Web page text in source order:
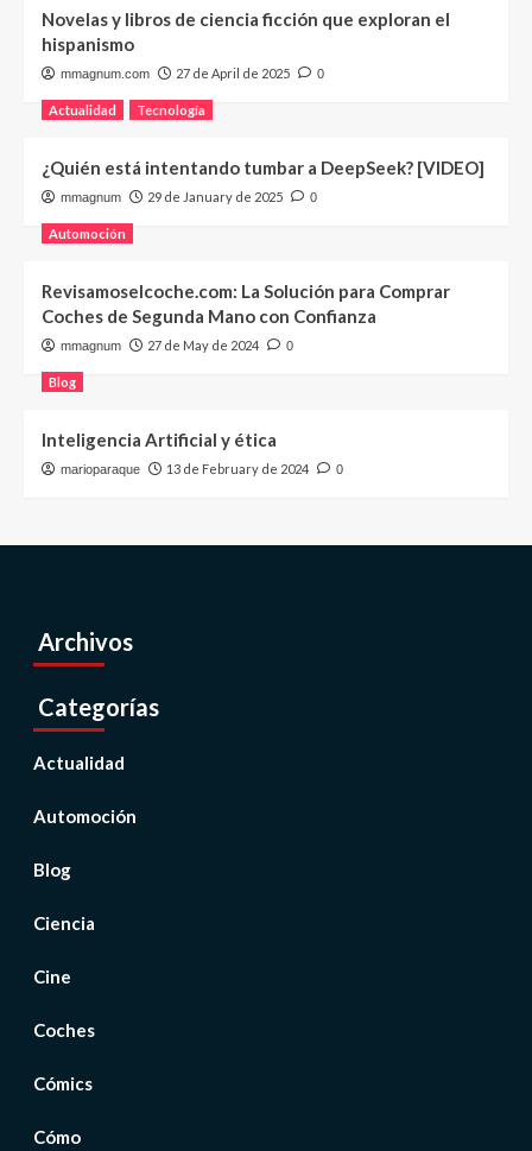
Novelas y libros de ciencia ficción que exploran el
hispanismo
mmagnum.com 27 de April de 2025 0
Actualidad Tecnología
¿Quién está intentando tumbar a DeepSeek? [VIDEO]
mmagnum 29 de January de 2025 0
Automoción
Revisamoselcoche.com: La Solución para Comprar
Coches de Segunda Mano con Confianza
mmagnum 27 de May de 2024 0
Blog
Inteligencia Artificial y ética
marioparaque 13 de February de 2024 0
Archivos
Categorías
Actualidad
Automoción
Blog
Ciencia
Cine
Coches
Cómics
Cómo